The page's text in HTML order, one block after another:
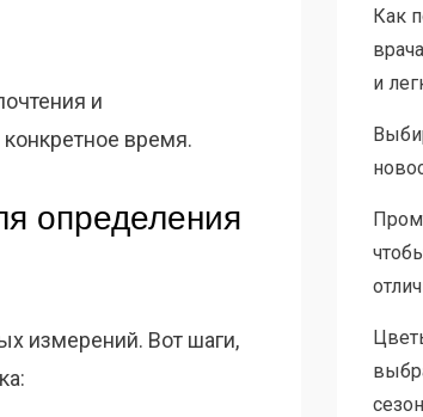
и
время.
определения
измерений. Вот шаги,
Как
и